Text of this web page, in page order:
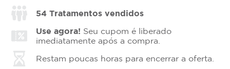
54 Tratamentos vendidos
Use agora! Seu cupom é liberado
imediatamente após a compra.
Restam poucas horas para encerrar a oferta.